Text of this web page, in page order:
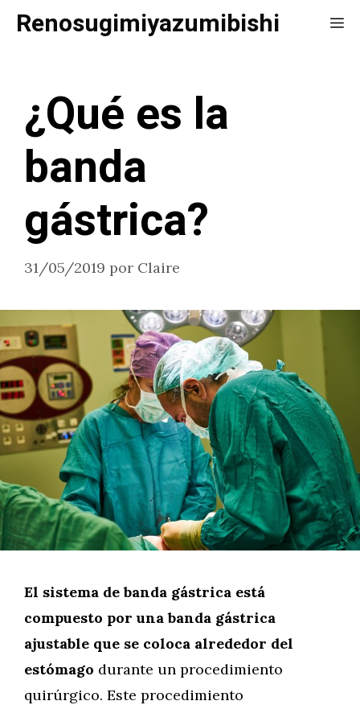
SaltarRenosugimiyazumibishi
¿Qué es la
banda
gástrica?
31/05/2019 por Claire
El sistema de banda gástrica está
compuesto por una banda gástrica
ajustable que se coloca alrededor del
estómago durante un procedimiento
quirúrgico. Este procedimiento